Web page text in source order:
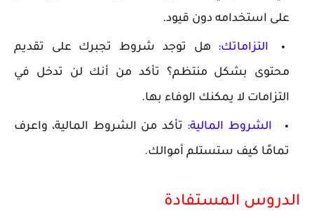
على استخدامه دون قيود.
التزاماتك: هل توجد شروط تجبرك على تقديم
محتوى بشكل منتظم؟ تأكد من أنك لن تدخل في
التزامات لا يمكنك الوفاء بها.
الشروط المالية: تأكد من الشروط المالية، واعرف
تمامًا كيف ستستلم أموالك.
الدروس المستفادة